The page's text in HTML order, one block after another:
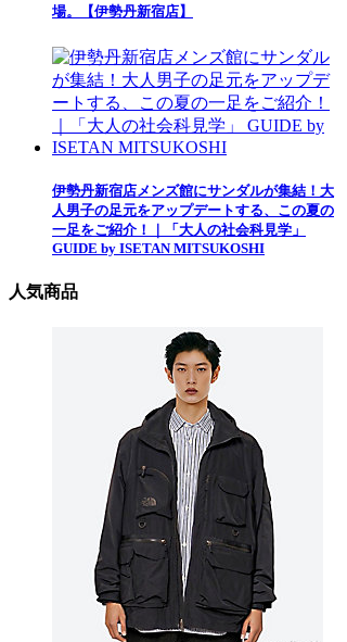
場。【伊勢丹新宿店】
伊勢丹新宿店メンズ館にサンダルが集結！大
人男子の足元をアップデートする、この夏の
一足をご紹介！｜「大人の社会科見学」
GUIDE by ISETAN MITSUKOSHI
人気商品